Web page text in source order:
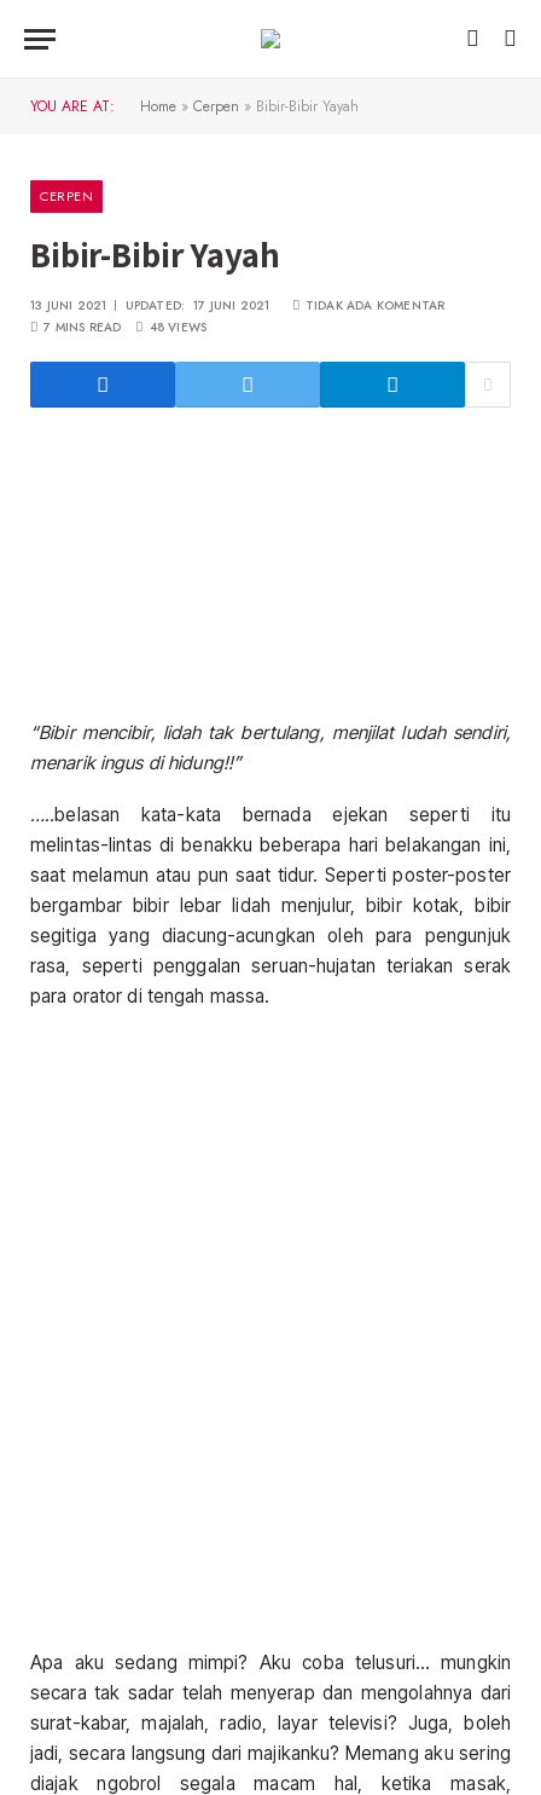
YOU ARE AT: Home » Cerpen » Bibir-Bibir Yayah
CERPEN
Bibir-Bibir Yayah
13 JUNI 2021 UPDATED: 17 JUNI 2021
TIDAK ADA KOMENTAR
7 MINS READ
48VIEWS
“Bibir mencibir, lidah tak bertulang, menjilat ludah sendiri,
menarik ingus di hidung!!”
…..belasan kata-kata bernada ejekan seperti itu
melintas-lintas di benakku beberapa hari belakangan ini,
saat melamun atau pun saat tidur. Seperti poster-poster
bergambar bibir lebar lidah menjulur, bibir kotak, bibir
segitiga yang diacung-acungkan oleh para pengunjuk
rasa, seperti penggalan seruan-hujatan teriakan serak
para orator di tengah massa.
Apa aku sedang mimpi? Aku coba telusuri… mungkin
secara tak sadar telah menyerap dan mengolahnya dari
surat-kabar, majalah, radio, layar televisi? Juga, boleh
jadi, secara langsung dari majikanku? Memang aku sering
diajak ngobrol segala macam hal, ketika masak,